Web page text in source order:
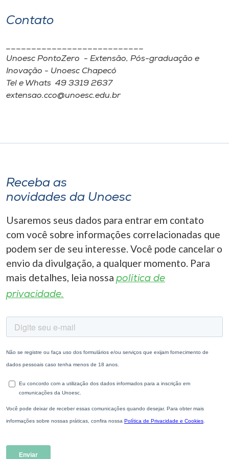
Contato
Unoesc PontoZero - Extensão, Pós-graduação e
Inovação - Unoesc Chapecó
Tel e Whats 49 3319 2637
extensao.cco@unoesc.edu.br
Receba as
novidades da Unoesc
Usaremos seus dados para entrar em contato
com você sobre informações correlacionadas que
podem ser de seu interesse. Você pode cancelar o
envio da divulgação, a qualquer momento. Para
mais detalhes, leia nossa política de
privacidade.